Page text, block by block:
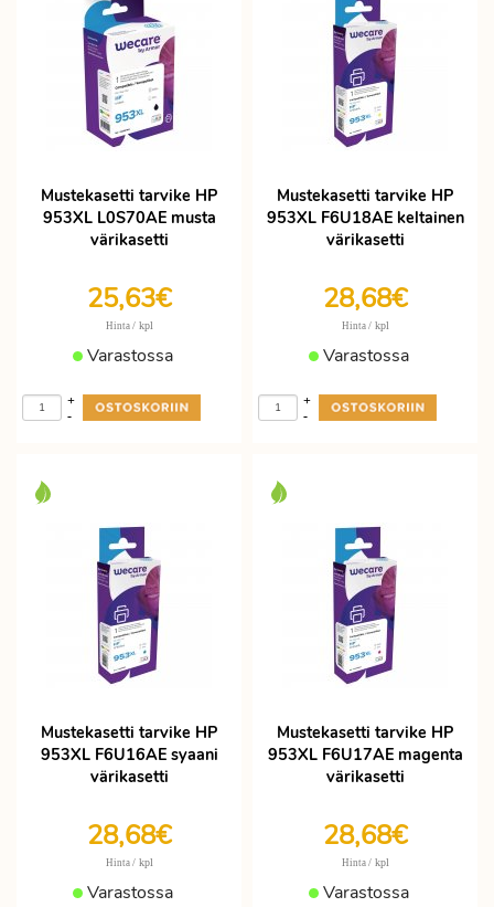
Mustekasetti tarvike HP
953XL L0S70AE musta
värikasetti
25,63€
Hinta / kpl
Varastossa
-
+
Mustekasetti tarvike HP
953XL F6U18AE keltainen
värikasetti
28,68€
Hinta / kpl
Varastossa
-
+
Mustekasetti tarvike HP
953XL F6U16AE syaani
värikasetti
28,68€
Hinta / kpl
Varastossa
Mustekasetti tarvike HP
953XL F6U17AE magenta
värikasetti
28,68€
Hinta / kpl
Varastossa